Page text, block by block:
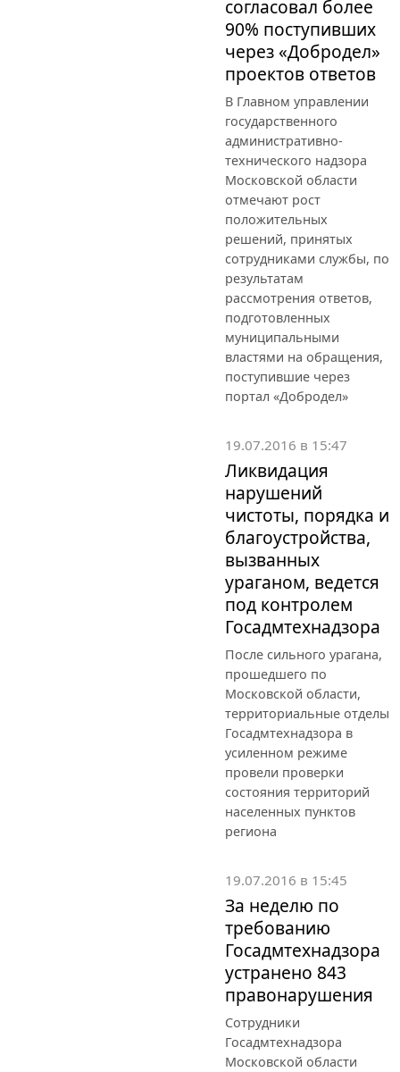
согласовал более
90% поступивших
через «Добродел»
проектов ответов
В Главном управлении
государственного
административно-
технического надзора
Московской области
отмечают рост
положительных
решений, принятых
сотрудниками службы, по
результатам
рассмотрения ответов,
подготовленных
муниципальными
властями на обращения,
поступившие через
портал «Добродел»
19.07.2016 в 15:47
Ликвидация
нарушений
чистоты, порядка и
благоустройства,
вызванных
ураганом, ведется
под контролем
Госадмтехнадзора
После сильного урагана,
прошедшего по
Московской области,
территориальные отделы
Госадмтехнадзора в
усиленном режиме
провели проверки
состояния территорий
населенных пунктов
региона
19.07.2016 в 15:45
За неделю по
требованию
Госадмтехнадзора
устранено 843
правонарушения
Сотрудники
Госадмтехнадзора
Московской области